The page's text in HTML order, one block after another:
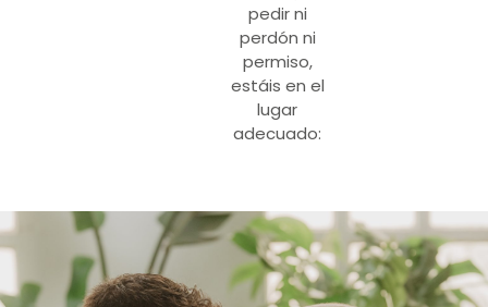
pedir ni
perdón ni
permiso,
estáis en el
lugar
adecuado: